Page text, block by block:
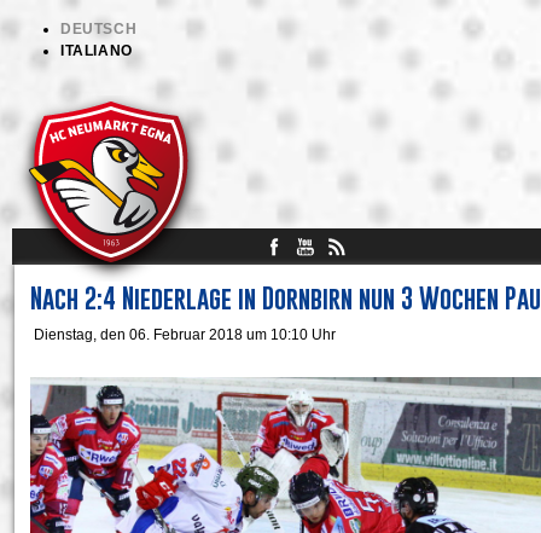
DEUTSCH
ITALIANO
Nach 2:4 Niederlage in Dornbirn nun 3 Wochen
Dienstag, den 06. Februar 2018 um 10:10 Uhr